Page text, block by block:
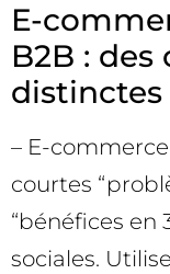
E-
B2B :
distinctes
– E-
courtes
“bénéfices en
sociales.